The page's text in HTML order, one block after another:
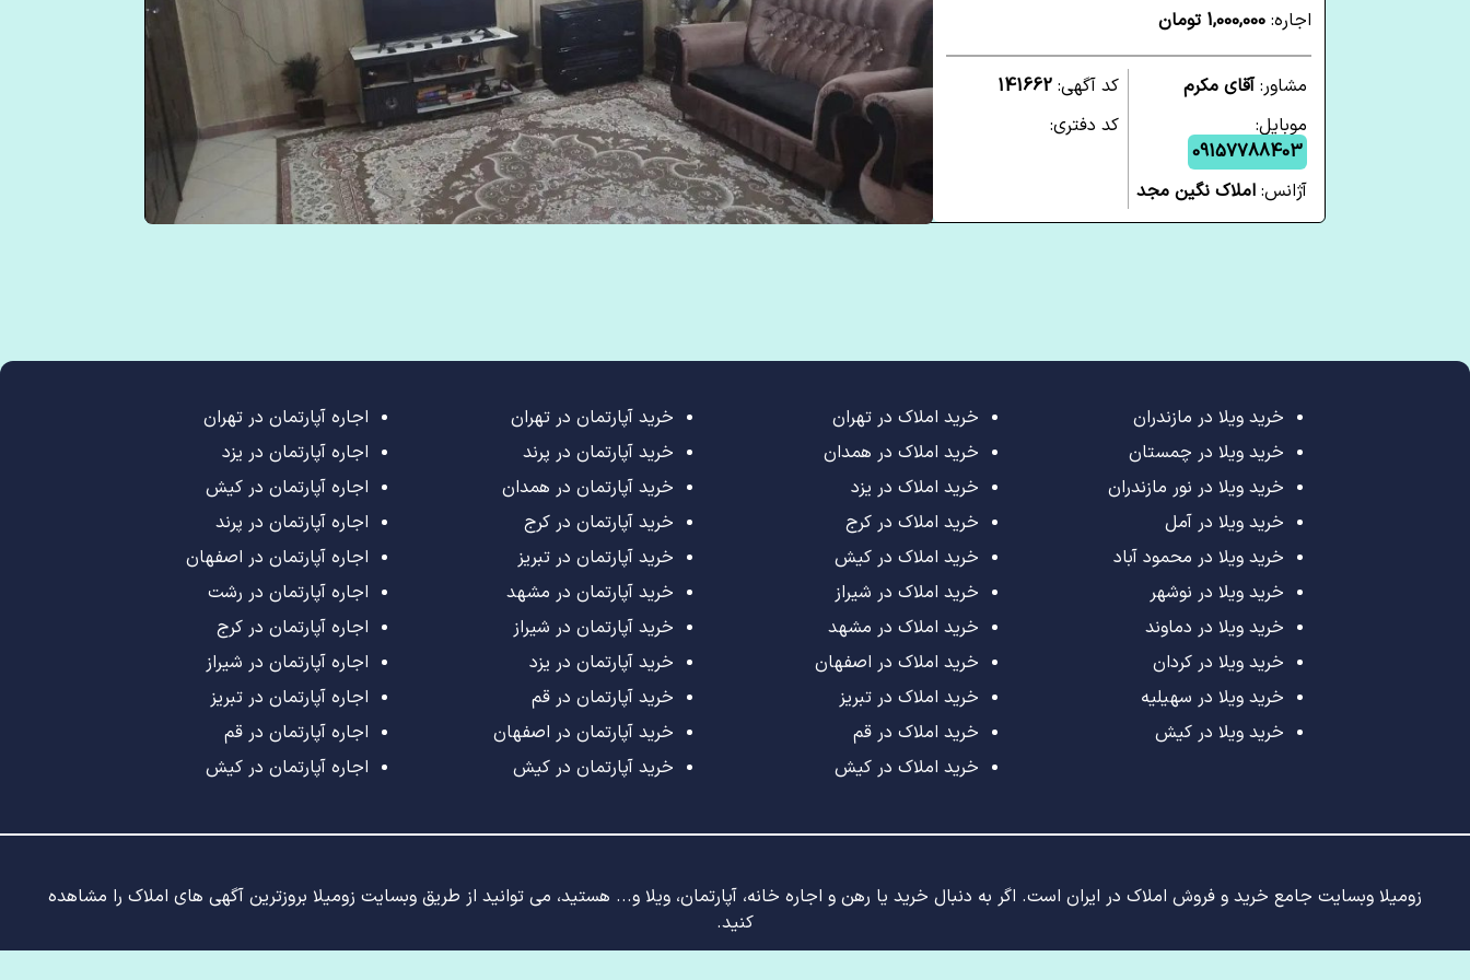
اجاره: 1,000,000 تومان
مشاور:آقای مکرم
موبایل:
09157788403
آژانس: املاک نگین مجد
کد آگهی: 141662
کد دفتری:
خرید ویلا در مازندران
خرید ویلا در چمستان
خرید ویلا در نور مازندران
خرید ویلا در آمل
خرید ویلا در محمود آباد
خرید ویلا در نوشهر
خرید ویلا در دماوند
خرید ویلا در کردان
خرید ویلا در سهیلیه
خرید ویلا در کیش
خرید املاک در تهران
خرید املاک در همدان
خرید املاک در یزد
خرید املاک در کرج
خرید املاک در کیش
خرید املاک در شیراز
خرید املاک در مشهد
خرید املاک در اصفهان
خرید املاک در تبریز
خرید املاک در قم
خرید املاک در کیش
خرید آپارتمان در تهران
خرید آپارتمان در پرند
خرید آپارتمان در همدان
خرید آپارتمان در کرج
خرید آپارتمان در تبریز
خرید آپارتمان در مشهد
خرید آپارتمان در شیراز
خرید آپارتمان در یزد
خرید آپارتمان در قم
خرید آپارتمان در اصفهان
خرید آپارتمان در کیش
اجاره آپارتمان در تهران
اجاره آپارتمان در یزد
اجاره آپارتمان در کیش
اجاره آپارتمان در پرند
اجاره آپارتمان در اصفهان
اجاره آپارتمان در رشت
اجاره آپارتمان در کرج
اجاره آپارتمان در شیراز
اجاره آپارتمان در تبریز
اجاره آپارتمان در قم
اجاره آپارتمان در کیش
زومیلا وبسایت جامع خرید و فروش املاک در ایران است. اگر به دنبال خرید یا رهن و اجاره خانه، آپارتمان، ویلا و... هستید، می توانید از طریق وبسایت زومیلا بروزترین آگهی های املاک را مشاهده
کنید.